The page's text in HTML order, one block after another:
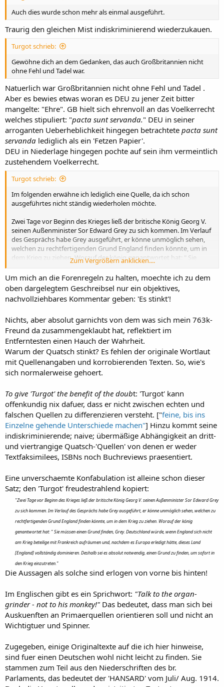
Auch dies wurde schon mehr als einmal ausgeführt.
Traurig den gleichen Mist indiskriminierend wiederzukauen.
Turgot schrieb:
Gewöhne dich an dem Gedanken, das auch Großbritannien nicht
ohne Fehl und Tadel war.
Natuerlich war Großbritannien nicht ohne Fehl und Tadel .
Aber es bewies etwas woran es DEU zu jener Zeit bitter
mangelte: "Ehre". GB hielt sich ehrenvoll an das Voelkerrecht
welches stipuliert: "pacta sunt servanda." DEU in seiner
arroganten Ueberheblichkeit hingegen betrachtete pacta sunt
servanda lediglich als ein 'Fetzen Papier'.
DEU in Niederlage hingegen pochte auf sein ihm vermeintlich
zustehendem Voelkerrecht.
Turgot schrieb:
Im folgenden erwähne ich lediglich eine Quelle, da ich schon
ausgeführtes nicht ständig wiederholen möchte.
Zwei Tage vor Beginn des Krieges ließ der britische König Georg V.
seinen Außenminister Sor Edward Grey zu sich kommen. Im Verlauf
des Gesprächs habe Grey ausgeführt, er könne unmöglich sehen,
welchen zu rechtfertigenden Grund England finden könnte, um in
dem Krieg zu ziehen. Worauf der könig genantwortet hat: " Sie
müssen einen Grund finden, Grey. Deutschland würde, wenn
England sich nicht am Krieg beteilige mit Frankreich aufräumen
und, nachdem es Europa erledigt hätte, dieses Land [England]
vollständig dominieren. Deshalb sei es absolut notwendig, einen
Grund zu finden, um sofort in den Krieg einzutreten."
Dies geht us einen Dokument hervor, welches Adrian Graves, der
Urgroßneffe von Sir Edward Grey publizieren ließ. Das
maschinengeschriebene Blatt protokolliert ein Gespräch zwischen
Graves und König Georg V. vom 08.Oktober 1933. Der König hatte
Graves zu sich gebeten, um diesen zu dem Tod von Sir Edward zu
kondolieren.
publiziert.
Zum Vergrößern anklicken....
Um mich an die Forenregeln zu halten, moechte ich zu dem
oben dargelegtem Geschreibsel nur ein objektives,
nachvollziehbares Kommentar geben: 'Es stinkt'!
Nichts, aber absolut garnichts von dem was sich mein 763k-
Freund da zusammengeklaubt hat, reflektiert im
Entferntesten einen Hauch der Wahrheit.
Warum der Quatsch stinkt? Es fehlen der originale Wortlaut
mit Quellenangaben und korrobierenden Texten. So, wie's
sich normalerweise gehoert.
To give 'Turgot' the benefit of the doubt: 'Turgot' kann
offenkundig nix dafuer, dass er nicht zwischen echten und
falschen Quellen zu differenzieren versteht. ["feine, bis ins
Einzelne gehende Unterschiede machen"] Hinzu kommt seine
indiskriminierende; naive; übermäßige Abhängigkeit an dritt-
und viertrangige Quatsch-'Quellen' von denen er weder
Textfaksimilees, ISBNs noch Buchreviews praesentiert.
Eine unverschaemte Konfabulation ist alleine schon dieser
Satz; den 'Turgot' freudestrahlend kopiert:
"Zwei Tage vor Beginn des Krieges ließ der britische König Georg V. seinen Außenminister Sor Edward Grey
zu sich kommen. Im Verlauf des Gesprächs habe Grey ausgeführt, er könne unmöglich sehen, welchen zu
rechtfertigenden Grund England finden könnte, um in dem Krieg zu ziehen. Worauf der könig
genantwortet hat: " Sie müssen einen Grund finden, Grey. Deutschland würde, wenn England sich nicht
am Krieg beteilige mit Frankreich aufräumen und, nachdem es Europa erledigt hätte, dieses Land
[England] vollständig dominieren. Deshalb sei es absolut notwendig, einen Grund zu finden, um sofort in
den Krieg einzutreten."
Die Aussagen als solche sind erlogen von vorne bis hinten!
Im Englischen gibt es ein Sprichwort: "Talk to the organ-
grinder - not to his monkey!" Das bedeutet, dass man sich bei
Auskuenften an Primaerquellen orientieren soll und nicht an
Wichtigtuer und Spinner.
Zugegeben, einige Originaltexte auf die ich hier hinweise,
sind fuer einen Deutschen wohl nicht leicht zu finden. Sie
stammen zum Teil aus den Niederschriften des br.
Parlaments, das bedeutet der 'HANSARD' vom Juli/ Aug. 1914.